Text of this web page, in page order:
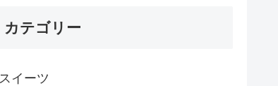
カテゴリー
スイーツ